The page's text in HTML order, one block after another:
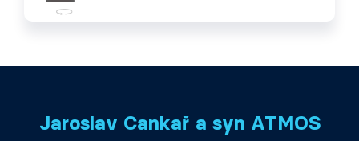
Jaroslav Cankař a syn ATMOS